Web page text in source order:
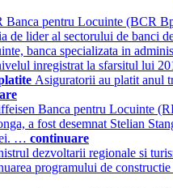
Banca pentru Locuinte (BCR
de lider al sectorului de banci
banca specializata in
inregistrat la sfarsitul lui
Asiguratorii au platit anul
Banca pentru Locuinte
a fost desemnat Stelian
… continuare
dezvoltarii regionale si
programului de